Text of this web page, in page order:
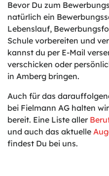
Bevor Du zum
natürlich ein
Lebenslauf,
Schule vorbereiten und
kannst du per E-Mail
verschicken oder
in Amberg bringen.
Auch für das
bei Fielmann AG halten
bereit. Eine Liste aller
und auch das aktuelle
findest Du bei uns.